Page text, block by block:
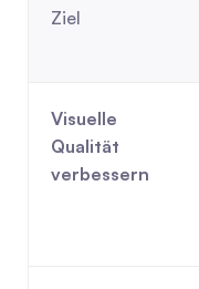
Ziel
Visuelle
Qualität
verbessern